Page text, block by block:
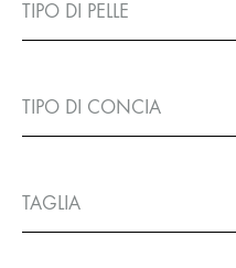
TIPO DI PELLE
TIPO DI CONCIA
TAGLIA